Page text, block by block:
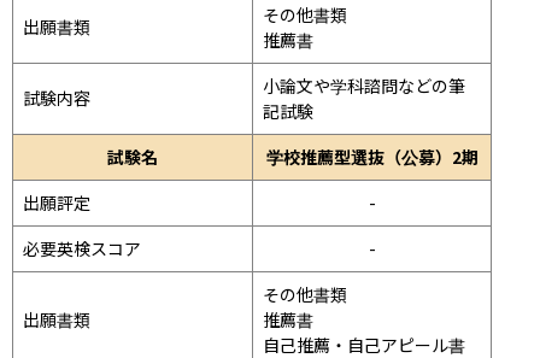
出願書類
その他書類
推薦書
試験内容
小論文や学科諮問などの筆
記試験
試験名
学校推薦型選抜（公募）2期
出願評定
-
必要英検スコア
-
出願書類
その他書類
推薦書
自己推薦・自己アピール書